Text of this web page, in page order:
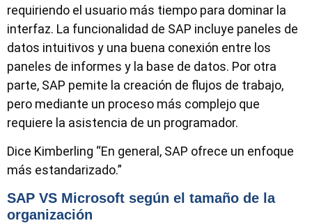
requiriendo el usuario más tiempo para dominar la
interfaz. La funcionalidad de SAP incluye paneles de
datos intuitivos y una buena conexión entre los
paneles de informes y la base de datos. Por otra
parte, SAP pemite la creación de flujos de trabajo,
pero mediante un proceso más complejo que
requiere la asistencia de un programador.
Dice Kimberling “En general, SAP ofrece un enfoque
más estandarizado.”
SAP VS Microsoft según el tamaño de la
organización